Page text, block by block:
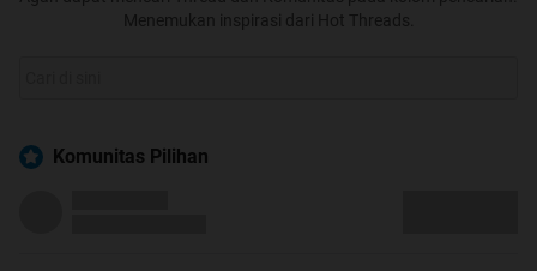
Menemukan inspirasi dari Hot Threads.
Komunitas Pilihan